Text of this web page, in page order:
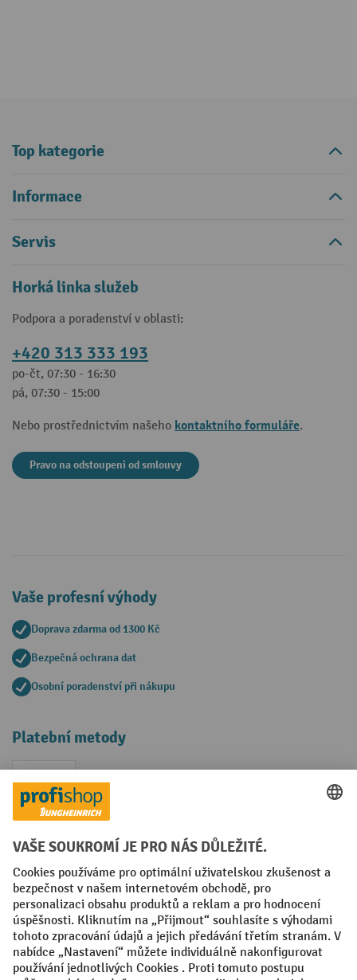
Top kategorie
Informace
Servis
Horká linka služeb
Podpora a poradenství v oblasti:
+420 313 333 193
po-čt, 07:30 - 16:30
pá, 07:30 - 15:00
Nebo prostřednictvím našeho kontaktního formuláře.
Pravo na odstoupeni od smlouvy
Vaše profesní výhody
Doprava zdarma od 1300 Kč
Bezpečná ochrana dat
Osobní poradenství při nákupu
Platební metody
Faktura
Sociální sítě
Facebook
YouTubeLinkedIn
VODP Otisk